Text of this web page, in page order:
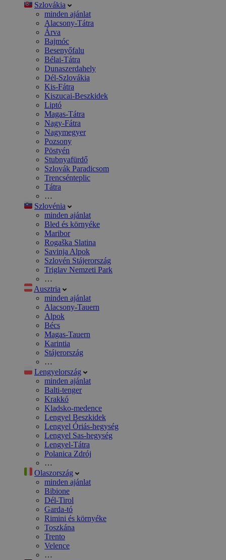
Szlovákia
minden ajánlat
Alacsony-Tátra
Árva
Bajmóc
Besenyőfalu
Bélai-Tátra
Dunaszerdahely
Dél-Szlovákia
Kis-Fátra
Kiszucai-Beszkidek
Liptó
Magas-Tátra
Nagy-Fátra
Nagymegyer
Pozsony
Pöstyén
Stubnyafürdő
Szlovák Paradicsom
Trencsénteplic
Tátra
…
Szlovénia
minden ajánlat
Bled és környéke
Maribor
Rogaška Slatina
Savinja Alpok
Szlovén Stájerország
Triglav Nemzeti Park
…
Ausztria
minden ajánlat
Alacsony-Tauern
Alpok
Bécs
Magas-Tauern
Karintia
Stájerország
…
Lengyelország
minden ajánlat
Balti-tenger
Krakkó
Kladsko-medence
Lengyel Beszkidek
Lengyel Óriás-hegység
Lengyel Sas-hegység
Lengyel-Tátra
Polanica Zdrój
…
Olaszország
minden ajánlat
Bibione
Dél-Tirol
Garda-tó
Rimini és környéke
Toszkána
Trento
Velence
…